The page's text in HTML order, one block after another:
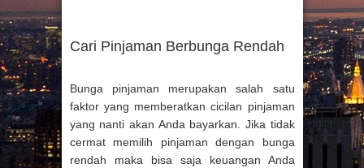
Cari Pinjaman Berbunga Rendah
Bunga pinjaman merupakan salah satu
faktor yang memberatkan cicilan pinjaman
yang nanti akan Anda bayarkan. Jika tidak
cermat memilih pinjaman dengan bunga
rendah maka bisa saja keuangan Anda